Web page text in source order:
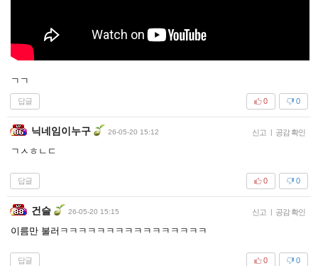
ㄱㄱ
답글 0
0
닉네임이누구 26-05-20 15:12 신고 | 공감 확인
ㄱㅅㅎㄴㄷ
답글 0
0
건슬 26-05-20 15:15 신고 | 공감 확인
이름만 불러ㅋㅋㅋㅋㅋㅋㅋㅋㅋㅋㅋㅋㅋㅋㅋㅋ
답글 0
0